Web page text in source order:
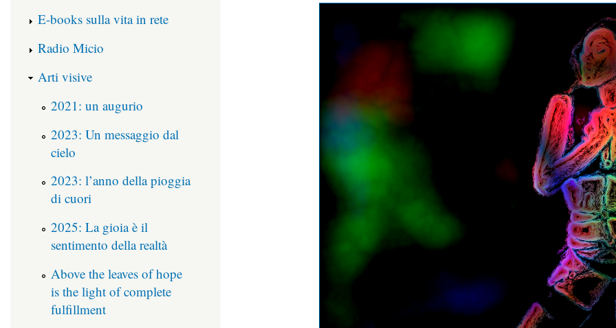
E-books sulla vita in rete
Radio Micio
Arti visive
2021: un augurio
2023: Un messaggio dal
cielo
2023: l’anno della pioggia
di cuori
2025: La gioia è il
sentimento della realtà
Above the leaves of hope
is the light of complete
fulfillment